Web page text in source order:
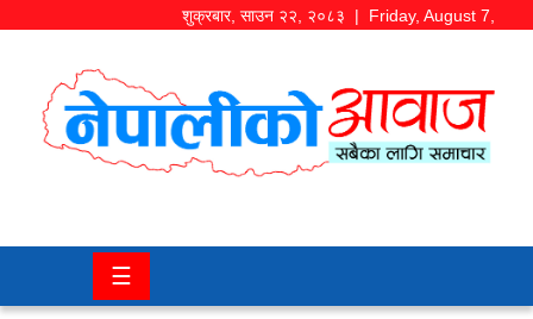
शुक्रबार, साउन २२, २०८३ | Friday, August 7,
समाज/
चितवन
☰